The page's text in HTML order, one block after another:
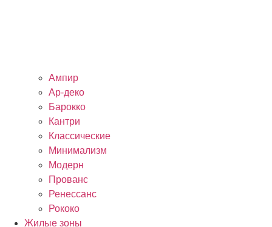
Ампир
Ар-деко
Барокко
Кантри
Классические
Минимализм
Модерн
Прованс
Ренессанс
Рококо
Жилые зоны